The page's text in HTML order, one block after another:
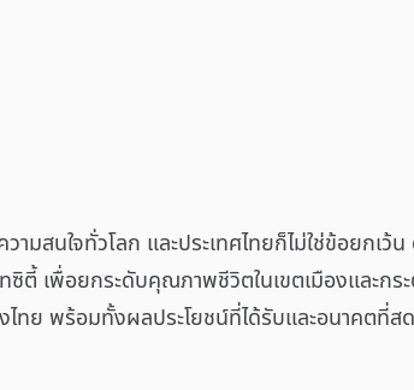
มสนใจทั่วโลก และประเทศไทยก็ไม่ใช่ข้อยกเ
ซิตี้ เพื่อยกระดับคุณภาพชีวิตในเขตเมืองและก
ไทย พร้อมทั้งผลประโยชน์ที่ได้รับและอนาคตที่ส